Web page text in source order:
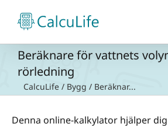
innehållet
Beräknare för vattnets
rörledning
CalcuLife / Bygg / Beräknar...
Denna online-kalkylator hjälper